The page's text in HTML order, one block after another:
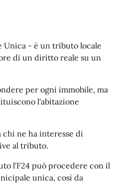
Unica - è un tributo locale
di un diritto reale su un
per ogni immobile, ma
l'abitazione
chi ne ha interesse di
al tributo.
l'F24 può procedere con il
unica, così da